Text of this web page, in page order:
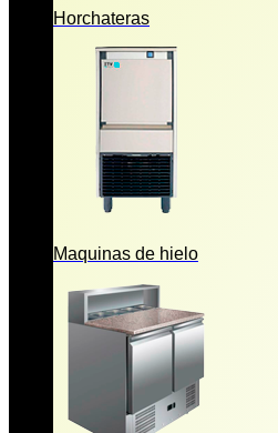
Horchateras
Maquinas de hielo